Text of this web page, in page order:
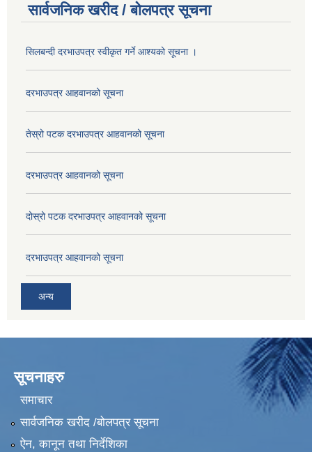
सार्वजनिक खरीद / बोलपत्र सूचना
सिलबन्दी दरभाउपत्र स्वीकृत गर्ने आश्यको सूचना ।
दरभाउपत्र आहवानको सूचना
तेस्रो पटक दरभाउपत्र आहवानको सूचना
दरभाउपत्र आहवानको सूचना
दोस्रो पटक दरभाउपत्र आहवानको सूचना
दरभाउपत्र आहवानको सूचना
अन्य
सूचनाहरु
समाचार
सार्वजनिक खरीद /बोलपत्र सूचना
ऐन, कानून तथा निर्देशिका